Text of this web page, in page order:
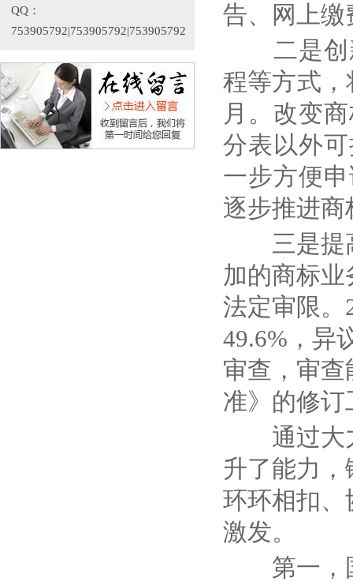
QQ：
753905792|753905792|753905792
告、网上缴
二是
程等方式
月。改变
分表以外
一步方便
逐步推进
三是提
加的商标
法定审限。
49.6% ，异
审查，审
准》的修
通过大
升了能力
环环相扣、
激发。
第一，